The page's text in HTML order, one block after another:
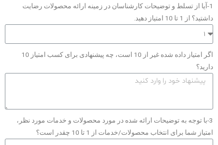
1-آیا از تسلط و توضیحات کارشناسان در زمینه ارائه محصولات رضایت
داشتید؟ از 1 تا 10 امتیاز دهید.
اگر امتیاز داده شده غیر از 10 است، چه پیشنهادی برای کسب امتیاز 10
دارید؟
3-با توجه به توضیحات ارائه شده در مورد محصولات و خدمات مورد نظر،
امتیاز شما برای انتخاب محصولات/خدمات از 1 تا 10 چقدر است؟